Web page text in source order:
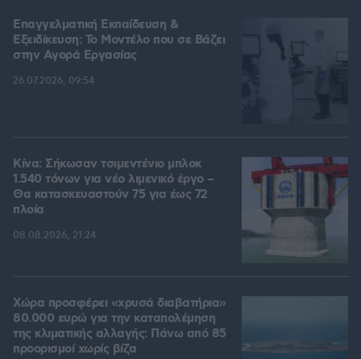
Επαγγελματική Εκπαίδευση &
Εξειδίκευση: Το Mοντέλο που σε Bάζει
στην Aγορά Eργασίας
26.07.2026, 09:54
Κίνα: Σήκωσαν τσιμεντένιο μπλοκ
1.540 τόνων για νέο λιμενικό έργο –
Θα κατασκευαστούν 75 για έως 72
πλοία
08.08.2026, 21:24
Χώρα προσφέρει «χρυσά διαβατήρια»
80.000 ευρώ για την καταπολέμηση
της κλιματικής αλλαγής: Πάνω από 85
προορισμοί χωρίς βίζα